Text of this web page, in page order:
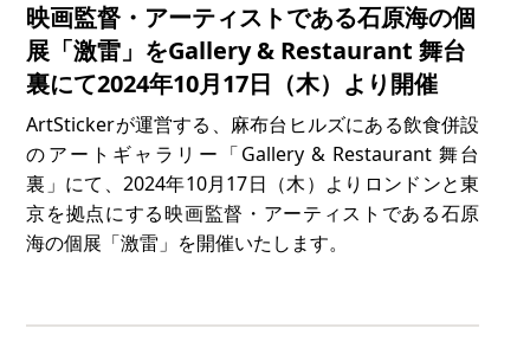
映画監督・アーティストである石原海の個
展「激雷」をGallery & Restaurant 舞台
裏にて2024年10月17日（木）より開催
ArtStickerが運営する、麻布台ヒルズにある飲食併設
のアートギャラリー「Gallery & Restaurant 舞台
裏」にて、2024年10月17日（木）よりロンドンと東
京を拠点にする映画監督・アーティストである石原
海の個展「激雷」を開催いたします。